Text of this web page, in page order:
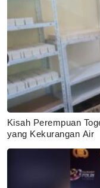
Kisah Perempuan
yang Kekurangan Air